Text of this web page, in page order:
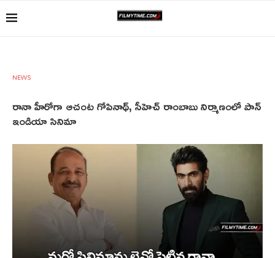
NEWS
రానా హీరోగా ఆచంట గోపినాథ్, సీహెచ్ రాంబాబు నిర్మాణంలో పాన్
ఇండియా సినిమా